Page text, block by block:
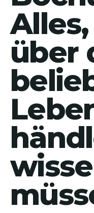
über